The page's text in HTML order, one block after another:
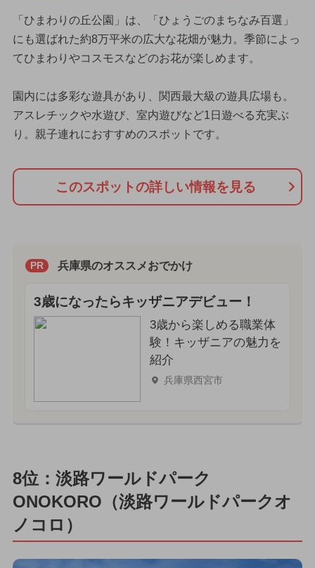
「ひまわりの丘公園」は、「ひょうごのまちなみ百選」
にも選ばれた約8万平米の広大な花畑が魅力。季節によっ
てひまわりやコスモスなどのお花が楽しめます。
園内には多彩な遊具があり、関西最大級の遊具広場も。
アスレチックや水遊び、室内遊びなど1日遊べる充実ぶ
り。親子連れにおすすめのスポットです。
このスポットの詳しい情報を見る
PR 兵庫県のオススメおでかけ
3歳になったらキッザニアデビュー！
3歳から楽しめる職業体
験！キッザニアの魅力を
紹介
兵庫県西宮市
8位：淡路ワールドパーク
ONOKORO（淡路ワールドパークオ
ノコロ）